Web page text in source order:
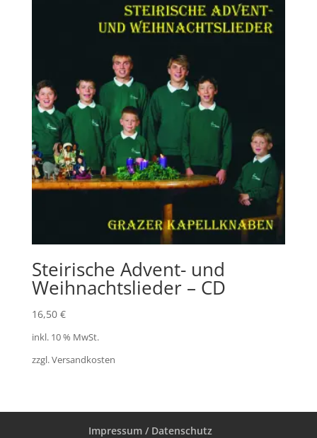
Steirische Advent- und
Weihnachtslieder – CD
16,50 €
inkl. 10 % MwSt.
zzgl.Versandkosten
Impressum / Datenschutz